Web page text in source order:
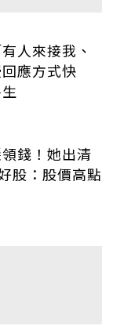
人來接我、
應方式快
錢！她出清
股：股價高點